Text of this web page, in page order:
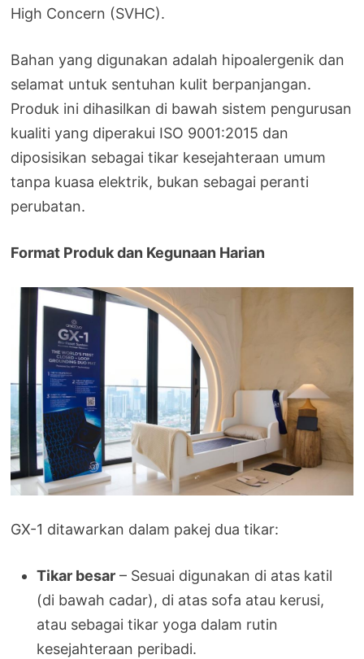
High Concern (SVHC).
Bahan yang digunakan adalah hipoalergenik dan
selamat untuk sentuhan kulit berpanjangan.
Produk ini dihasilkan di bawah sistem pengurusan
kualiti yang diperakui ISO 9001:2015 dan
diposisikan sebagai tikar kesejahteraan umum
tanpa kuasa elektrik, bukan sebagai peranti
perubatan.
Format Produk dan Kegunaan Harian
GX-1 ditawarkan dalam pakej dua tikar:
Tikar besar – Sesuai digunakan di atas katil
(di bawah cadar), di atas sofa atau kerusi,
atau sebagai tikar yoga dalam rutin
kesejahteraan peribadi.